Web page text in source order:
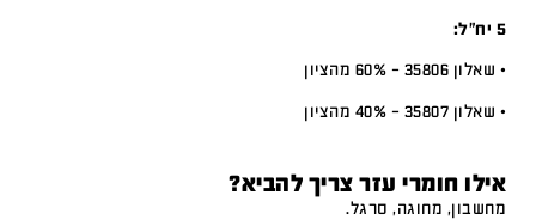
5 יח”ל:
• שאלון 35806 – 60% מהציון
• שאלון 35807 – 40% מהציון
אילו חומרי עזר צריך להביא?
מחשבון, מחוגה, סרגל.